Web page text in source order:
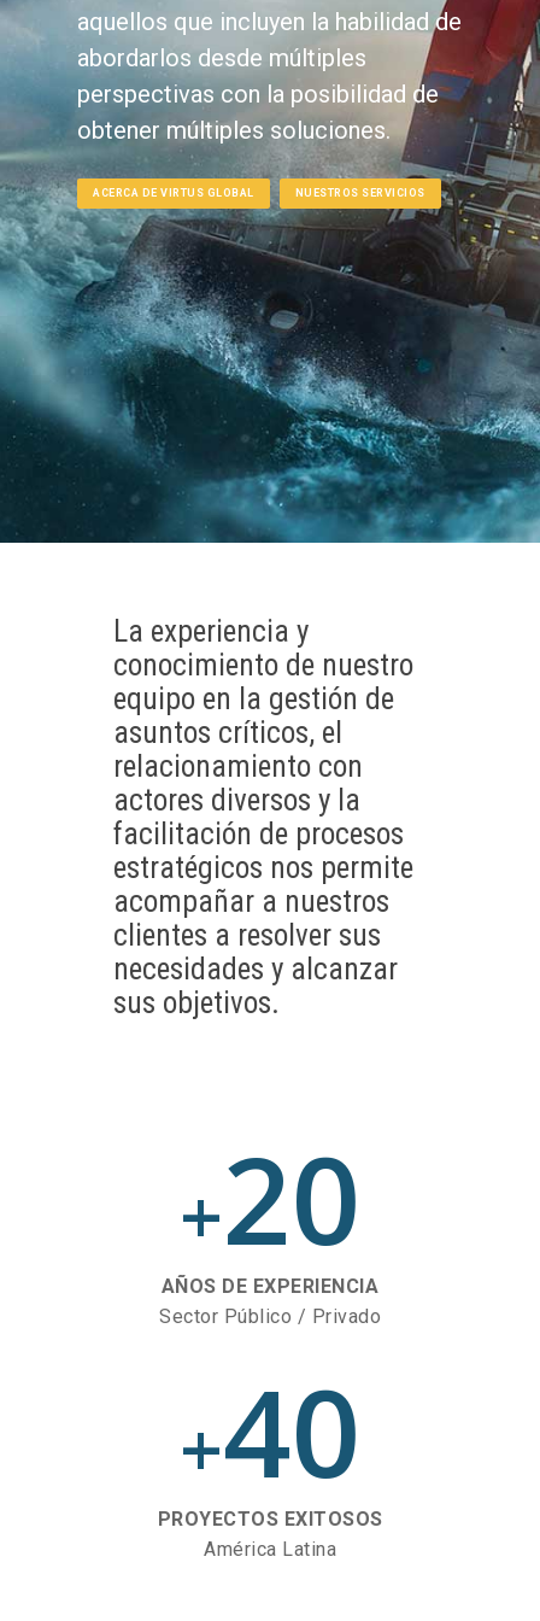
aquellos que incluyen la habilidad de
abordarlos desde múltiples
perspectivas con la posibilidad de
obtener múltiples soluciones.
ACERCA DE VIRTUS GLOBAL NUESTROS SERVICIOS
La experiencia y
conocimiento de nuestro
equipo en la gestión de
asuntos críticos, el
relacionamiento con
actores diversos y la
facilitación de procesos
estratégicos nos permite
acompañar a nuestros
clientes a resolver sus
necesidades y alcanzar
sus objetivos.
+20
AÑOS DE EXPERIENCIA
Sector Público / Privado
+40
PROYECTOS EXITOSOS
América Latina